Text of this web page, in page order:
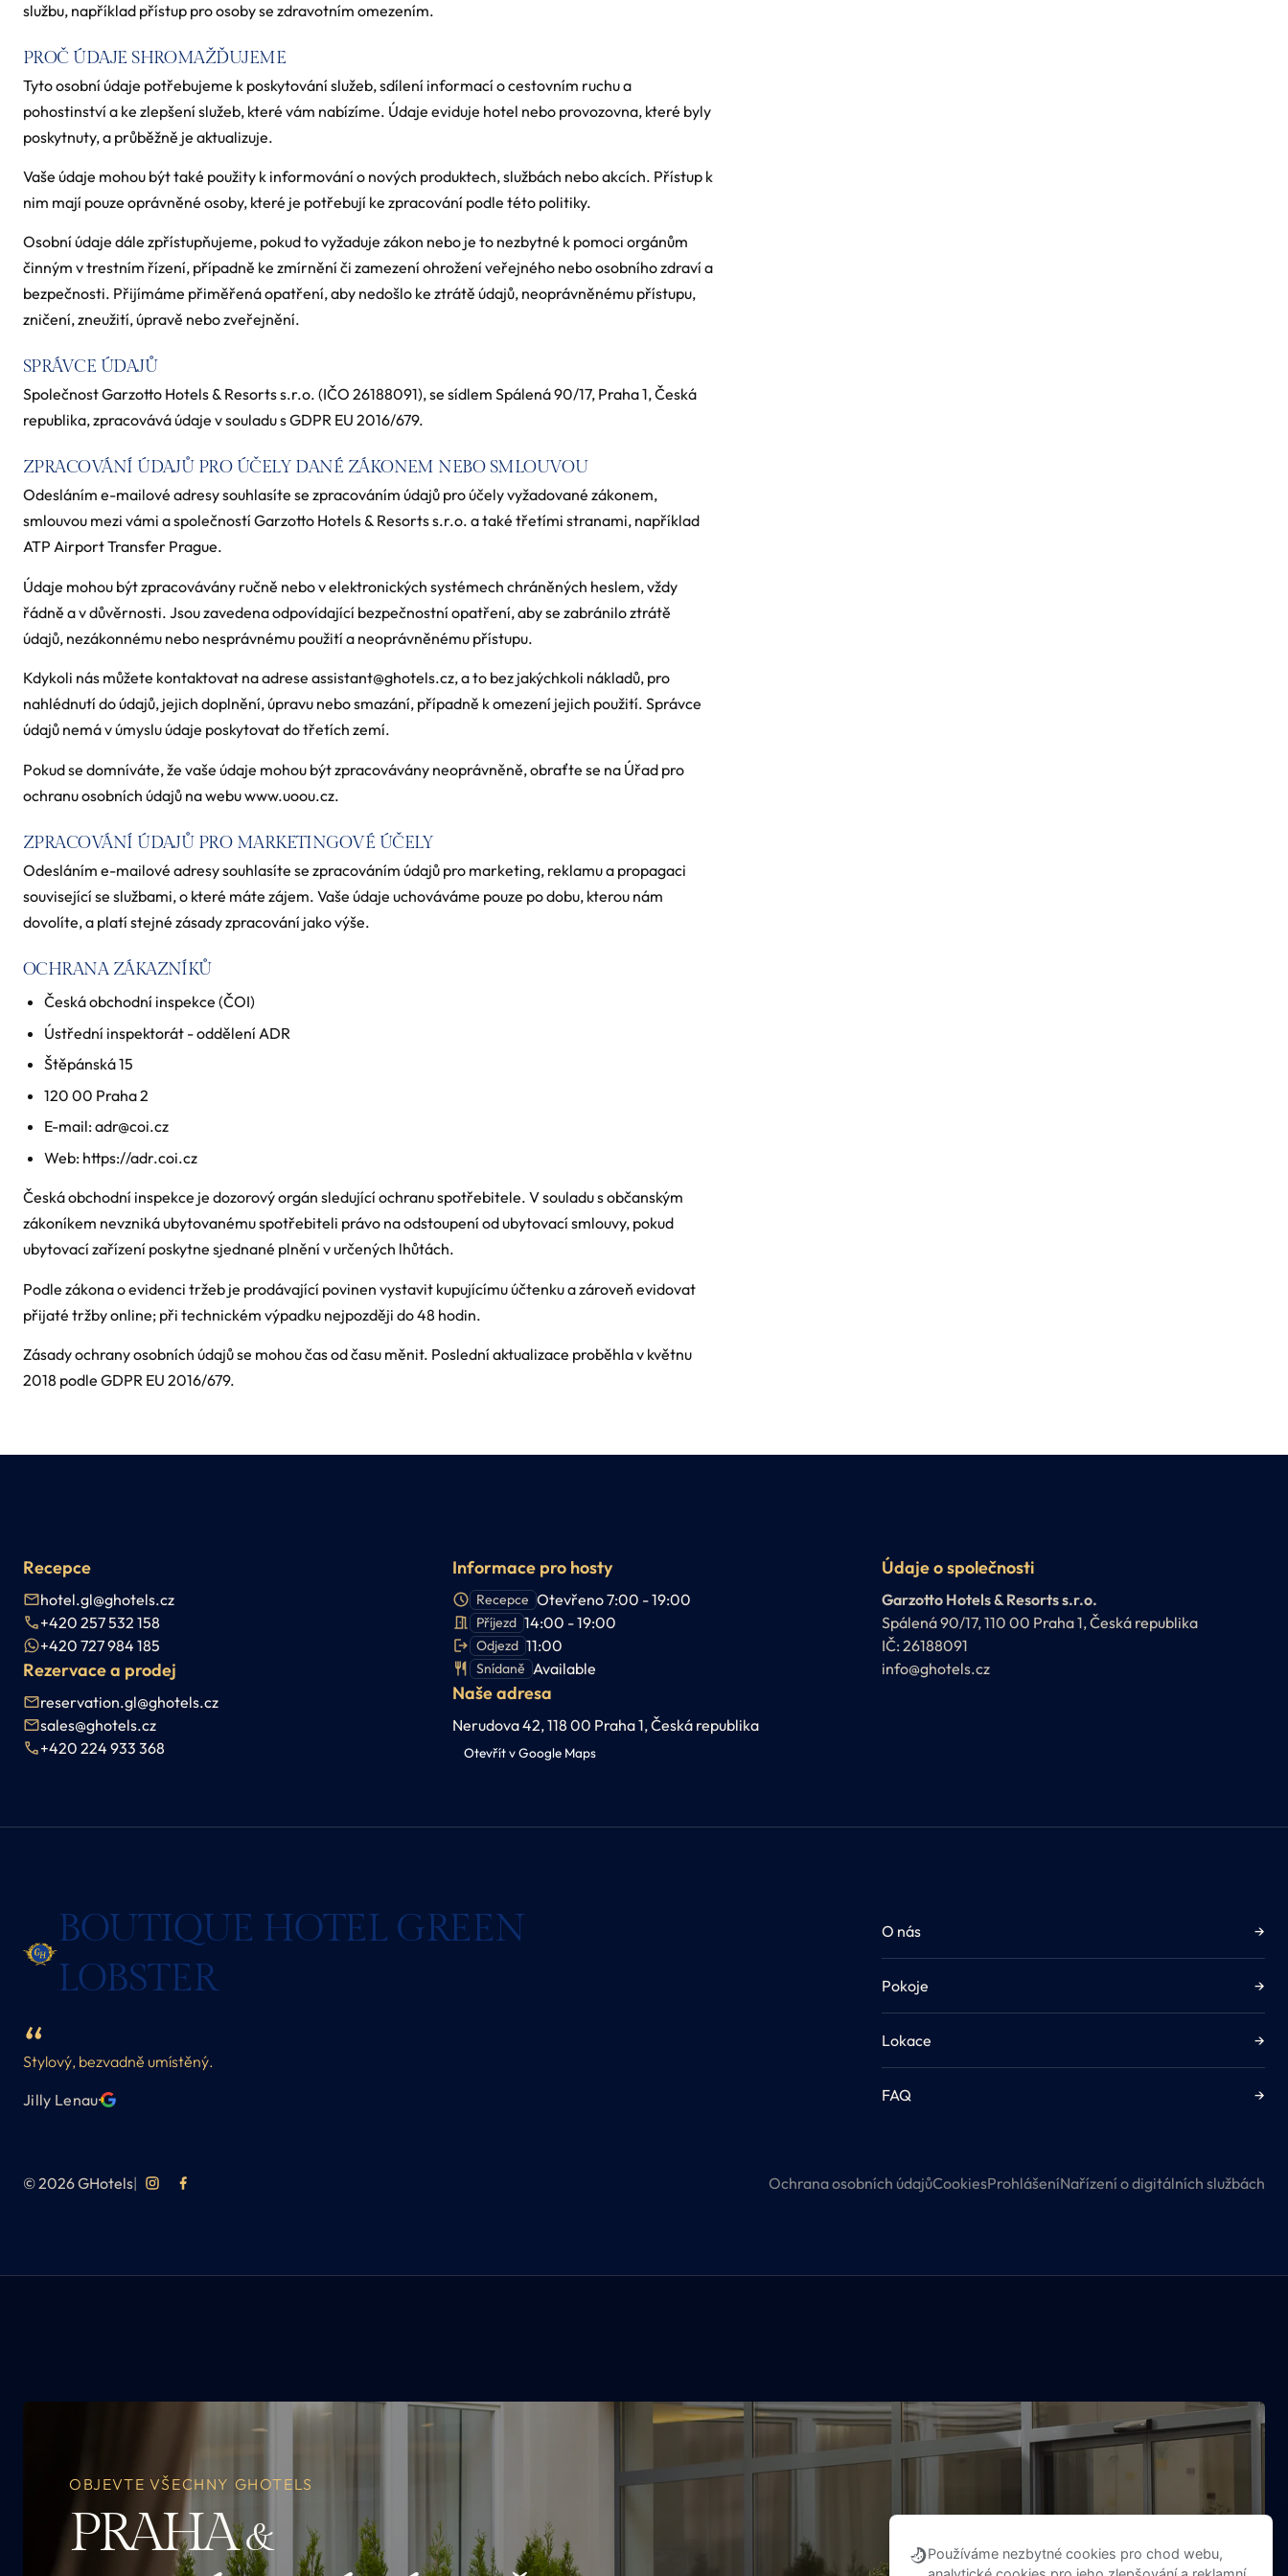
službu, například přístup pro osoby se zdravotním omezením.
PROČ ÚDAJE SHROMAŽĎUJEME
Tyto osobní údaje potřebujeme k poskytování služeb, sdílení informací o cestovním ruchu a
pohostinství a ke zlepšení služeb, které vám nabízíme. Údaje eviduje hotel nebo provozovna, které byly
poskytnuty, a průběžně je aktualizuje.
Vaše údaje mohou být také použity k informování o nových produktech, službách nebo akcích. Přístup k
nim mají pouze oprávněné osoby, které je potřebují ke zpracování podle této politiky.
Osobní údaje dále zpřístupňujeme, pokud to vyžaduje zákon nebo je to nezbytné k pomoci orgánům
činným v trestním řízení, případně ke zmírnění či zamezení ohrožení veřejného nebo osobního zdraví a
bezpečnosti. Přijímáme přiměřená opatření, aby nedošlo ke ztrátě údajů, neoprávněnému přístupu,
zničení, zneužití, úpravě nebo zveřejnění.
SPRÁVCE ÚDAJŮ
Společnost Garzotto Hotels & Resorts s.r.o. (IČO 26188091), se sídlem Spálená 90/17, Praha 1, Česká
republika, zpracovává údaje v souladu s GDPR EU 2016/679.
ZPRACOVÁNÍ ÚDAJŮ PRO ÚČELY DANÉ ZÁKONEM NEBO SMLOUVOU
Odesláním e-mailové adresy souhlasíte se zpracováním údajů pro účely vyžadované zákonem,
smlouvou mezi vámi a společností Garzotto Hotels & Resorts s.r.o. a také třetími stranami, například
ATP Airport Transfer Prague.
Údaje mohou být zpracovávány ručně nebo v elektronických systémech chráněných heslem, vždy
řádně a v důvěrnosti. Jsou zavedena odpovídající bezpečnostní opatření, aby se zabránilo ztrátě
údajů, nezákonnému nebo nesprávnému použití a neoprávněnému přístupu.
Kdykoli nás můžete kontaktovat na adrese assistant@ghotels.cz, a to bez jakýchkoli nákladů, pro
nahlédnutí do údajů, jejich doplnění, úpravu nebo smazání, případně k omezení jejich použití. Správce
údajů nemá v úmyslu údaje poskytovat do třetích zemí.
Pokud se domníváte, že vaše údaje mohou být zpracovávány neoprávněně, obraťte se na Úřad pro
ochranu osobních údajů na webu www.uoou.cz.
ZPRACOVÁNÍ ÚDAJŮ PRO MARKETINGOVÉ ÚČELY
Odesláním e-mailové adresy souhlasíte se zpracováním údajů pro marketing, reklamu a propagaci
související se službami, o které máte zájem. Vaše údaje uchováváme pouze po dobu, kterou nám
dovolíte, a platí stejné zásady zpracování jako výše.
OCHRANA ZÁKAZNÍKŮ
Česká obchodní inspekce (ČOI)
Ústřední inspektorát - oddělení ADR
Štěpánská 15
120 00 Praha 2
E-mail: adr@coi.cz
Web: https://adr.coi.cz
Česká obchodní inspekce je dozorový orgán sledující ochranu spotřebitele. V souladu s občanským
zákoníkem nevzniká ubytovanému spotřebiteli právo na odstoupení od ubytovací smlouvy, pokud
ubytovací zařízení poskytne sjednané plnění v určených lhůtách.
Podle zákona o evidenci tržeb je prodávající povinen vystavit kupujícímu účtenku a zároveň evidovat
přijaté tržby online; při technickém výpadku nejpozději do 48 hodin.
Zásady ochrany osobních údajů se mohou čas od času měnit. Poslední aktualizace proběhla v květnu
2018 podle GDPR EU 2016/679.
Recepce
hotel.gl@ghotels.cz
+420 257 532 158
+420 727 984 185
Rezervace a prodej
reservation.gl@ghotels.cz
sales@ghotels.cz
+420 224 933 368
Informace pro hosty
Recepce Otevřeno 7:00 - 19:00
Příjezd 14:00 - 19:00
Odjezd 11:00
Snídaně Available
Naše adresa
Nerudova 42, 118 00 Praha 1, Česká republika
Otevřít v Google Maps
Údaje o společnosti
Garzotto Hotels & Resorts s.r.o.
Spálená 90/17, 110 00 Praha 1, Česká republika
IČ: 26188091
info@ghotels.cz
BOUTIQUE HOTEL GREEN
LOBSTER
Stylový, bezvadně umístěný.
Jilly Lenau·
O nás →
Pokoje →
Lokace →
FAQ →
© 2026 GHotels| Ochrana osobních údajůCookiesProhlášeníNařízení o digitálních službách
OBJEVTE VŠECHNY GHOTELS
PRAHA&
Používáme nezbytné cookies pro chod webu,